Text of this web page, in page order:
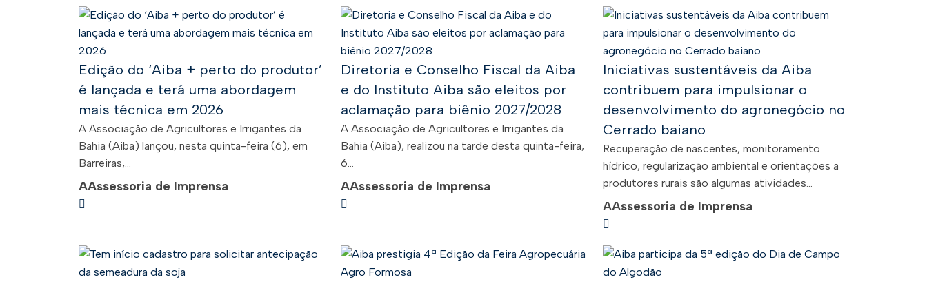
Edição do ‘Aiba + perto do produtor’
é lançada e terá uma abordagem
mais técnica em 2026
A Associação de Agricultores e Irrigantes da
Bahia (Aiba) lançou, nesta quinta-feira (6), em
Barreiras,...
AAssessoria de Imprensa
Diretoria e Conselho Fiscal da Aiba
e do Instituto Aiba são eleitos por
aclamação para biênio 2027/2028
A Associação de Agricultores e Irrigantes da
Bahia (Aiba), realizou na tarde desta quinta-feira,
6...
AAssessoria de Imprensa
Iniciativas sustentáveis da Aiba
contribuem para impulsionar o
desenvolvimento do agronegócio no
Cerrado baiano
Recuperação de nascentes, monitoramento
hídrico, regularização ambiental e orientações a
produtores rurais são algumas atividades...
AAssessoria de Imprensa